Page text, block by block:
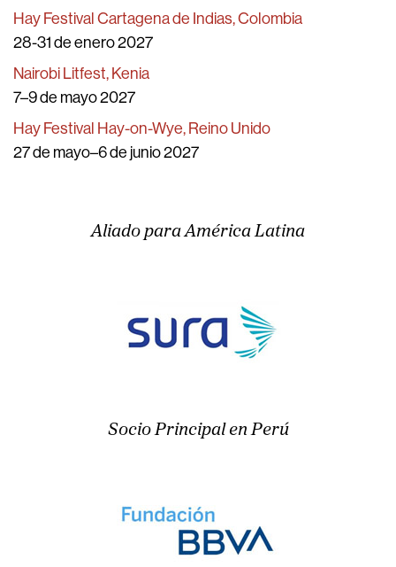
Hay Festival Cartagena de Indias, Colombia
28-31 de enero 2027
Nairobi Litfest, Kenia
7–9 de mayo 2027
Hay Festival Hay-on-Wye, Reino Unido
27 de mayo–6 de junio 2027
Aliado para América Latina
Socio Principal en Perú